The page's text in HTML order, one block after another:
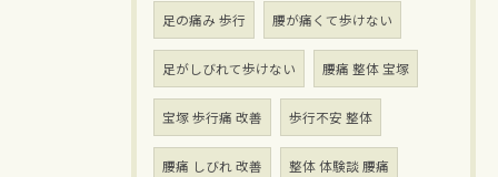
足の痛み 歩行 腰が痛くて歩けない
足がしびれて歩けない 腰痛 整体 宝塚
宝塚 歩行痛 改善 歩行不安 整体
腰痛 しびれ 改善 整体 体験談 腰痛